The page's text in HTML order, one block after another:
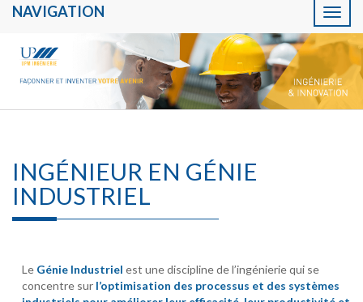
NAVIGATION
INGÉNIEUR EN GÉNIE
INDUSTRIEL
Le Génie Industriel est une discipline de l’ingénierie qui se
concentre sur l’optimisation des processus et des systèmes